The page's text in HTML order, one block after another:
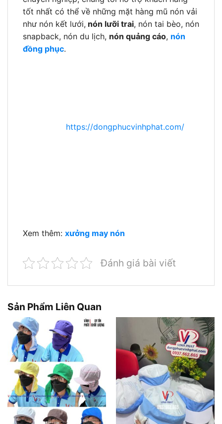
tốt nhất có thể về những mặt hàng mũ nón vải
như nón kết lưới, nón lưỡi trai, nón tai bèo, nón
snapback, nón du lịch, nón quảng cáo, nón
đồng phục.
https://dongphucvinhphat.com/
Xem thêm: xưởng may nón
Đánh giá bài viết
Sản Phẩm Liên Quan